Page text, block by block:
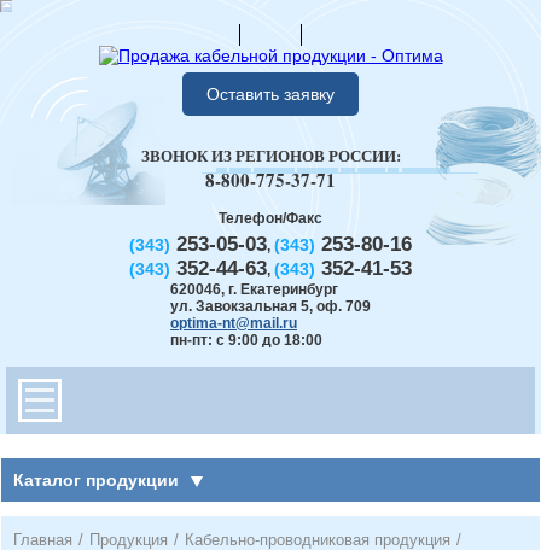
Оставить заявку
Телефон/Факс
(343) 253-05-03, (343) 253-80-16
(343) 352-44-63, (343) 352-41-53
620046, г. Екатеринбург
ул. Завокзальная 5, оф. 709
optima-nt@mail.ru
пн-пт: с 9:00 до 18:00
ЗВОНОК ИЗ РЕГИОНОВ РОССИИ:
8-800-775-37-71
Каталог продукции
Главная / Продукция / Кабельно-проводниковая продукция /